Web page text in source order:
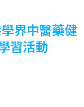
界中醫藥健
習活動